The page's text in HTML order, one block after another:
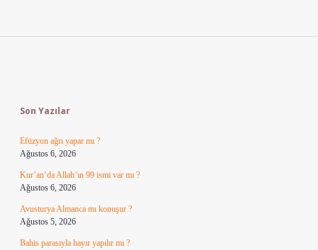
Son Yazılar
Efüzyon ağrı yapar mı ?
Ağustos 6, 2026
Kur’an’da Allah’ın 99 ismi var mı ?
Ağustos 6, 2026
Avusturya Almanca mı konuşur ?
Ağustos 5, 2026
Bahis parasıyla hayır yapılır mı ?